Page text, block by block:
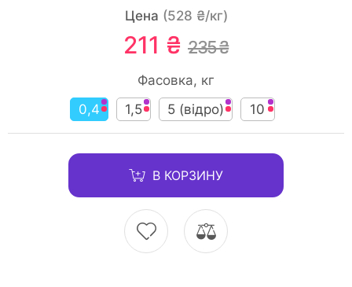
Цена (528 ₴/кг)
211 ₴ 235 ₴
Фасовка, кг
0,4
1,5 5 (відро) 10
В КОРЗИНУ